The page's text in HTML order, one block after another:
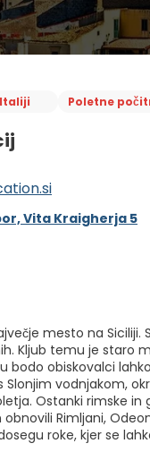
Poletne
Vita Kraigherja 5
mesto na Siciliji.
Kljub temu je staro
bodo obiskovalci
Slonjim vodnjakom,
Ostanki rimske
obnovili Rimljani,
roke, kjer se